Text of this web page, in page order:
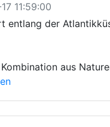
11:59:00
entlang der
aus